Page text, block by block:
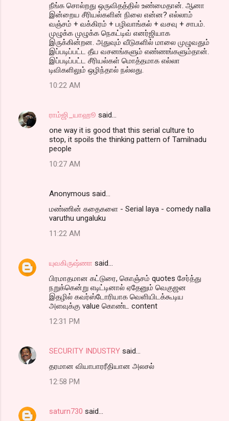
நீங்க சொல்றது ஒருவிதத்தில் உண்மைதான். ஆனா
இன்றைய சீரியல்களின் நிலை என்ன? எல்லாம்
வஞ்சம் + வக்கிரம் + பழிவாங்கல் + வசவு + சாபம்.
முழுக்க முழுக்க நெகட்டிவ் எனர்ஜியாக
இருக்கின்றன. அதுவும் வீடுகளில் மாலை முழுவதும்
இப்படிப்பட்ட தீய வசனங்களும் எண்ணங்களும்தான்.
இப்படிப்பட்ட சீரியல்கள் மொத்தமாக எல்லா
டிவிகளிலும் ஒழிந்தால் நல்லது.
10:22 AM
ராம்ஜி_யாஹூ said…
one way it is good that this serial culture to
stop, it spoils the thinking pattern of Tamilnadu
people
10:27 AM
Anonymous said…
மண்ணின் கதைகளை - Serial laya - comedy nalla
varuthu ungaluku
11:22 AM
யுவகிருஷ்ணா said…
பிரமாதமான கட்டுரை, கொஞ்சம் quotes சேர்த்து
நறுக்கென்று எடிட்டினால் ஏதேனும் வெகுஜன
இதழில் கவர்ஸ்டோரியாக வெளியிடக்கூடிய
அளவுக்கு value கொண்ட content
12:31 PM
SECURITY INDUSTRY said…
தரமான வியாபாரரீதியான அலசல்
12:58 PM
saturn730 said…